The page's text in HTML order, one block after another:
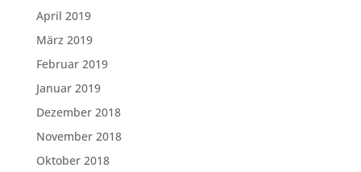
April 2019
März 2019
Februar 2019
Januar 2019
Dezember 2018
November 2018
Oktober 2018